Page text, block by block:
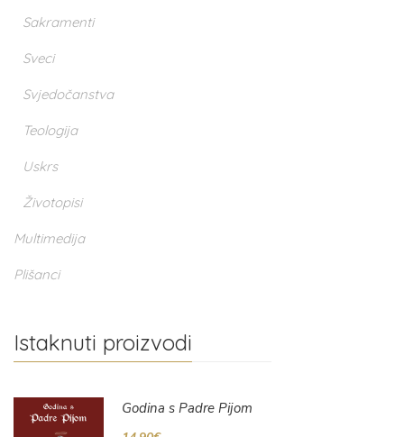
Sakramenti
Sveci
Svjedočanstva
Teologija
Uskrs
Životopisi
Multimedija
Plišanci
Istaknuti proizvodi
Godina s Padre Pijom